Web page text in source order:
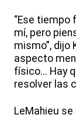
“Ese
mí, pero
mismo”, dijo
aspecto
físico... Hay
resolver las
LeMahieu